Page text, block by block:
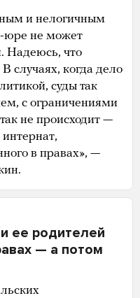
и нелогичным
юре не может
Надеюсь, что
случаях, когда дело
суды так
с ограничениями
не происходит —
в правах», —
ее родителей
— а потом